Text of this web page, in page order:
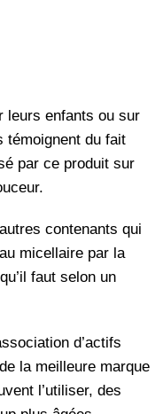
leurs enfants ou sur
témoignent du fait
par ce produit sur
contenants qui
micellaire par la
faut selon un
d’actifs
la meilleure marque
l’utiliser, des